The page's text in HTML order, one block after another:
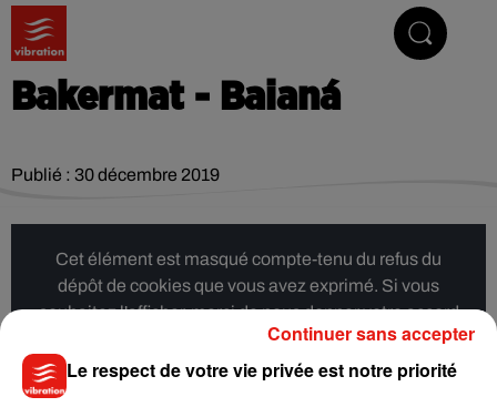
Bakermat - Baianá
Publié : 30 décembre 2019
Cet élément est masqué compte-tenu du refus du
dépôt de cookies que vous avez exprimé. Si vous
souhaitez l'afficher, merci de nous donner votre accord
en cliquant sur le bouton ci-dessous.
Le respect de votre vie privée est notre priorité
Continuer sans accepter